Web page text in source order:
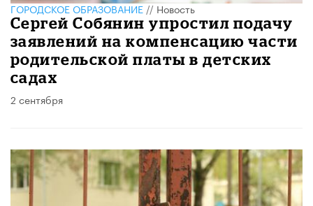
ГОРОДСКОЕ ОБРАЗОВАНИЕ//Новость
Сергей Собянин упростил подачу
заявлений на компенсацию части
родительской платы в детских
садах
2 сентября